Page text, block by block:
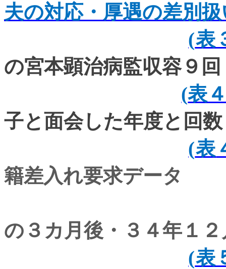
夫の対応・厚遇の差別
(表
の宮本顕治病監収容９回
(表
子と面会した年度と回
(表
籍差入れ要求データ
の３カ月後・３４年１
(表